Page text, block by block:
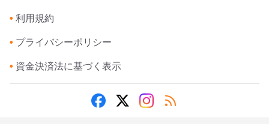
• 利用規約
• プライバシーポリシー
• 資金決済法に基づく表示